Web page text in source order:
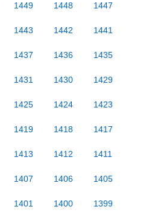
1449 1448 1447
1443 1442 1441
1437 1436 1435
1431 1430 1429
1425 1424 1423
1419 1418 1417
1413 1412 1411
1407 1406 1405
1401 1400 1399